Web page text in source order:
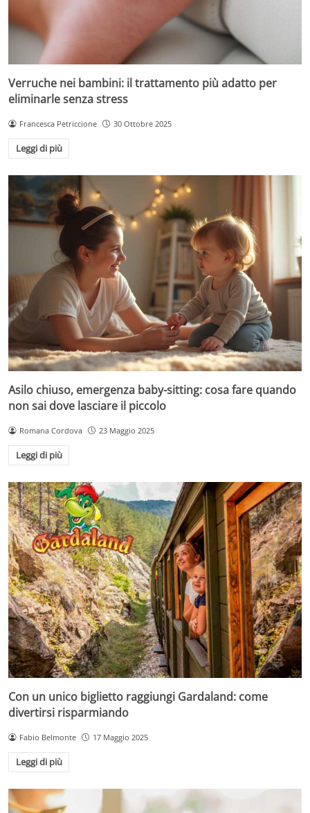
Verruche nei bambini: il trattamento più adatto per
eliminarle senza stress
Francesca Petriccione 30 Ottobre 2025
Leggi di più
Asilo chiuso, emergenza baby-sitting: cosa fare quando
non sai dove lasciare il piccolo
Romana Cordova 23 Maggio 2025
Leggi di più
Con un unico biglietto raggiungi Gardaland: come
divertirsi risparmiando
Fabio Belmonte 17 Maggio 2025
Leggi di più